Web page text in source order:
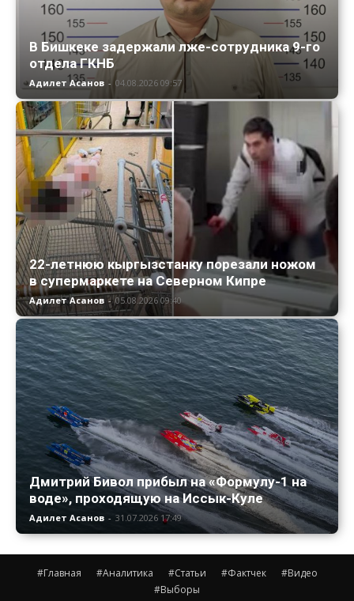
В Бишкеке задержали лже-сотрудника 9-го
отдела ГКНБ
Адилет Асанов - 04.08.2026 09:57
22-летнюю кыргызстанку порезали ножом
в супермаркете на Северном Кипре
Адилет Асанов - 05.08.2026 09:40
Дмитрий Бивол прибыл на «Формулу-1 на
воде», проходящую на Иссык-Куле
Адилет Асанов - 31.07.2026 17:49
#Главная #Аналитика #Статьи #Фактчек
#Видео
#Выборы